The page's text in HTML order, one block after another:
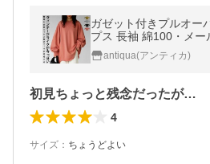
ガゼット付きプルオー
プス 長袖 綿100・メー
antiqua(アンティカ)
初見ちょっと残念だったが…
4
サイズ ： ちょうどよい